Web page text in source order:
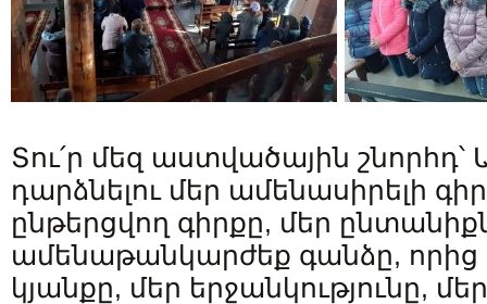
Տու՛ր մեզ աստվածային
դարձնելու մեր ամենասիրելի
ընթերցվող գիրքը, մեր
ամենաթանկարժեք գանձը,
կյանքը, մեր երջանկությունը,